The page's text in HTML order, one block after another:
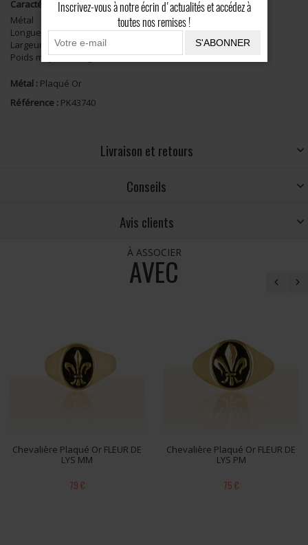
Caractéristiques
Métal
Plaqué Or
Longueur
14mm
Largeur
12mm
Poids moyen
0g
Métal : Plaqué Or
Référence : PK43740
Livraison et retours
Conseils
Avis clients
À ASSOCIER
AVEC
Chevalière Plaqué Or FLEUR DE
LYS MM
79 €
Chevalière Plaqué Or FLEUR DE
LYS PM
75 €
Inscrivez-vous à notre écrin d'actualités et accédez à
toutes nos remises !
S'ABONNER